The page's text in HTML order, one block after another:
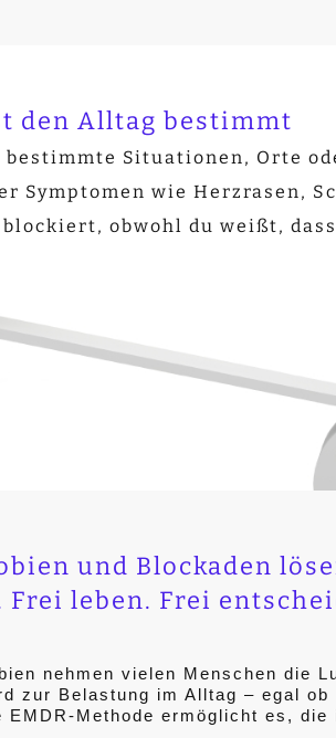
den Alltag bestimmt
bestimmte Situationen, Orte
Symptomen wie Herzrasen,
obwohl du weißt,
nehmen vielen Menschen die
zur Belastung im Alltag – egal
EMDR-Methode ermöglicht es,
und Blockaden
Frei leben. Frei